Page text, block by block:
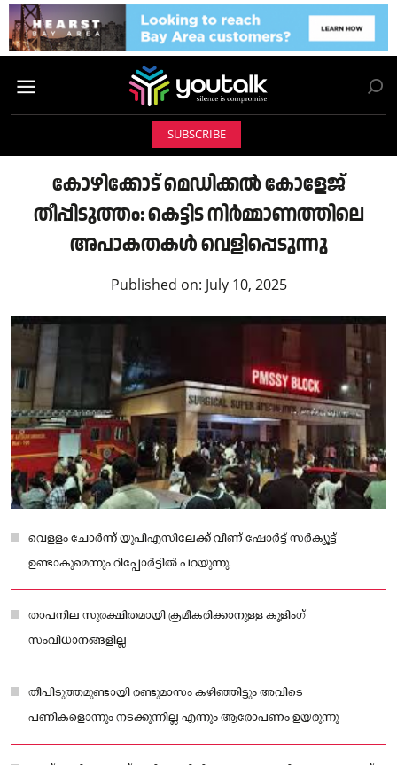
SUBSCRIBE
കോഴിക്കോട് മെഡിക്കൽ കോളേജ്
തീപ്പിടുത്തം: കെട്ടിട നിർമ്മാണത്തിലെ
അപാകതകൾ വെളിപ്പെടുന്നു
Published on: July 10, 2025
വെളളം ചോർന്ന് യുപിഎസിലേക്ക് വീണ് ഷോർട്ട് സർക്യൂട്ട്
ഉണ്ടാകുമെന്നും റിപ്പോർട്ടിൽ പറയുന്നു.
താപനില സുരക്ഷിതമായി ക്രമീകരിക്കാനുളള കൂളിംഗ്
സംവിധാനങ്ങളില്ല
തീപിടുത്തമുണ്ടായി രണ്ടുമാസം കഴിഞ്ഞിട്ടും അവിടെ
പണികളൊന്നും നടക്കുന്നില്ല എന്നും ആരോപണം ഉയരുന്നു